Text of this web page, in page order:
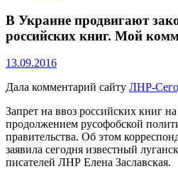
В Украине продвигают
российских книг. Мой
13.09.2016
Дала комментарий сайту ЛНР-
Запрет на ввоз российских книг
продолжением русофобской
правительства. Об этом
заявила сегодня известный
писателей ЛНР Елена Заславская.